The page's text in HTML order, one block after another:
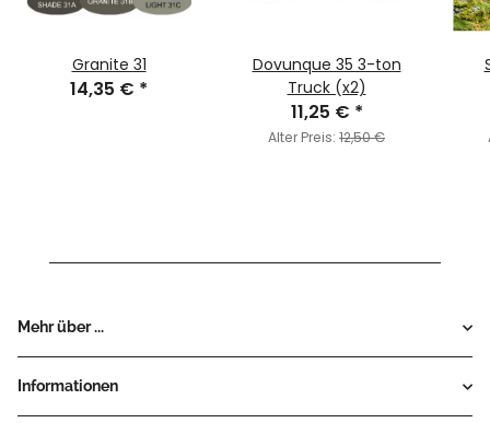
Granite 31
14,35 € *
Dovunque 35 3-ton
Truck (x2)
11,25 € *
Alter Preis: 12,50 €
Mehr über ...
Informationen